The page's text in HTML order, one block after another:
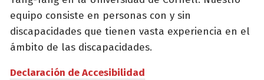
equipo consiste en personas con y sin
discapacidades que tienen vasta experiencia en el
ámbito de las discapacidades.
Declaración de Accesibilidad